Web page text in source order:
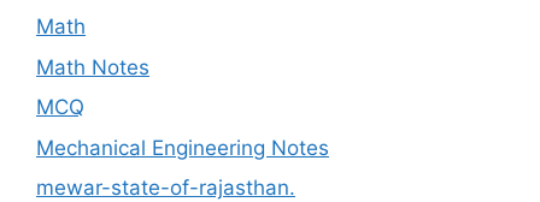
Math
Math Notes
MCQ
Mechanical Engineering Notes
mewar-state-of-rajasthan.